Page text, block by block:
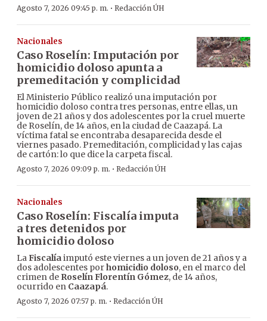
Agosto 7, 2026 09:45 p. m. · Redacción ÚH
Nacionales
Caso Roselín: Imputación por
homicidio doloso apunta a
premeditación y complicidad
El Ministerio Público realizó una imputación por
homicidio doloso contra tres personas, entre ellas, un
joven de 21 años y dos adolescentes por la cruel muerte
de Roselín, de 14 años, en la ciudad de Caazapá. La
víctima fatal se encontraba desaparecida desde el
viernes pasado. Premeditación, complicidad y las cajas
de cartón: lo que dice la carpeta fiscal.
Agosto 7, 2026 09:09 p. m. · Redacción ÚH
Nacionales
Caso Roselín: Fiscalía imputa
a tres detenidos por
homicidio doloso
LaFiscalíaimputó este viernes a un joven de 21 años y a
dos adolescentes porhomicidio doloso, en el marco del
crimen de Roselín Florentín Gómez, de 14 años,
ocurrido en Caazapá.
Agosto 7, 2026 07:57 p. m. · Redacción ÚH